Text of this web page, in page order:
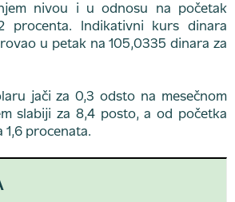
nivou i u odnosu na početak
procenta. Indikativni kurs dinara
u petak na 105,0335 dinara za
jači za 0,3 odsto na mesečnom
slabiji za 8,4 posto, a od početka
1,6 procenata.